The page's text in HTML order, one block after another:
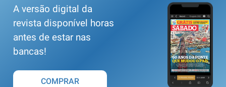
A versão digital da
revista disponível horas
antes de estar nas
bancas!
COMPRAR